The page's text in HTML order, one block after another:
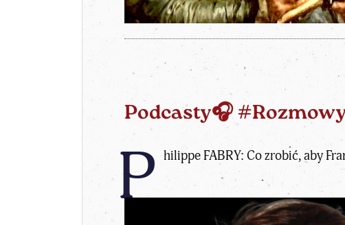
Podcasty🎧
P hilippe FABRY: Co zrobić, aby